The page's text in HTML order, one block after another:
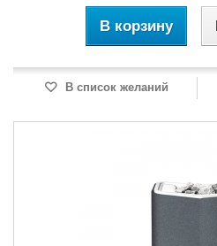
В корзину
В список желаний